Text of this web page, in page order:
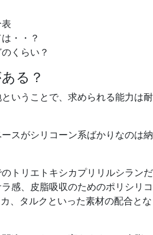
・・？
くらい？
る？
いうことで、求められる能力は耐
スがシリコーン系ばかりなのは納
トリエトキシカプリリルシランだ
感、皮脂吸収のためのポリシリコ
、タルクといった素材の配合とな